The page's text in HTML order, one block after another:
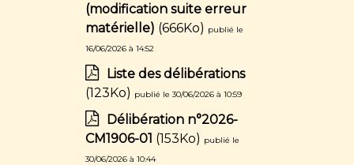
(modification suite erreur
matérielle) (666Ko) publié le
16/06/2026 à 14:52
Liste des délibérations
(123Ko) publié le 30/06/2026 à 10:59
Délibération n°2026-
CM1906-01 (153Ko) publié le
30/06/2026 à 10:44